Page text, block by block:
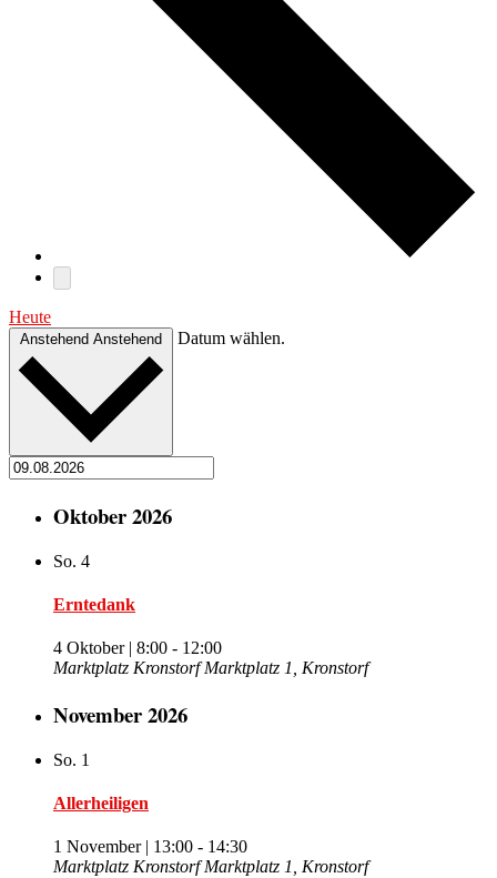
Heute
Anstehend Anstehend Datum wählen.
Oktober 2026
So. 4
Erntedank
4 Oktober | 8:00 - 12:00
Marktplatz KronstorfMarktplatz 1, Kronstorf
November 2026
So. 1
Allerheiligen
1 November | 13:00 - 14:30
Marktplatz KronstorfMarktplatz 1, Kronstorf